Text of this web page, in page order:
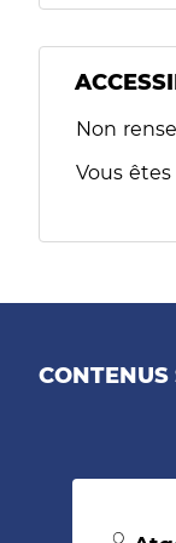
Filtres
Non
Vous
CONTENUS